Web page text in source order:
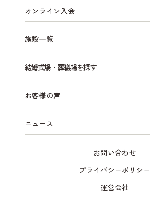
オンライン入会
施設一覧
結婚式場・葬儀場を探す
お客様の声
ニュース
お問い合わせ
プライバシーポリシー
運営会社